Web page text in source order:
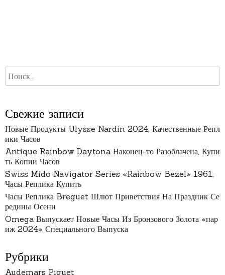
Свежие записи
Новые Продукты Ulysse Nardin 2024, Качественные Репл
ики Часов
Antique Rainbow Daytona Наконец-то Разоблачена, Купи
ть Копии Часов
Swiss Mido Navigator Series «Rainbow Bezel» 1961,
Часы Реплика Купить
Часы Реплика Breguet Шлют Приветствия На Праздник Се
редины Осени
Omega Выпускает Новые Часы Из Бронзового Золота «пар
иж 2024» Специального Выпуска
Рубрики
Audemars Piguet